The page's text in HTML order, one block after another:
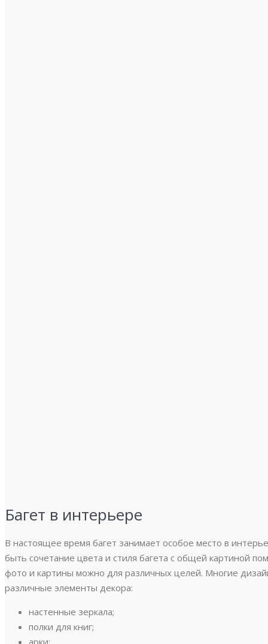
Багет в интерьере
В настоящее время багет занимает особое место в
быть сочетание цвета и стиля багета с общей картиной
фото и картины можно для различных целей. Многие
различные элементы декора:
настенные зеркала;
полки для книг;
арки;